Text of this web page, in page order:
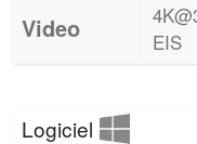
Video
EIS
Logiciel